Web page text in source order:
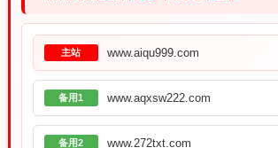
主站 www.aiqu999.com
备用1 www.aqxsw222.com
备用2 www.272txt.com